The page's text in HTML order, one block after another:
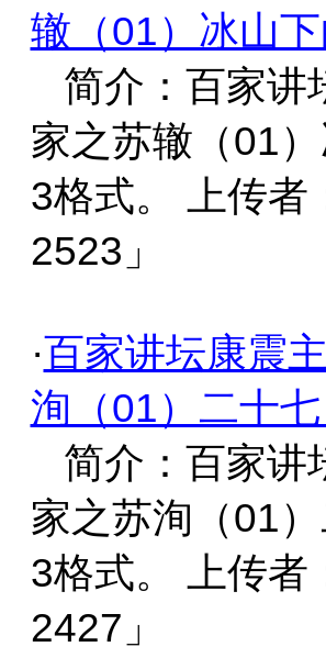
辙（01）冰山
简介：百家讲
家之苏辙（01
3格式。 上传者
2523」
·百家讲坛康震
洵（01）二十
简介：百家讲
家之苏洵（01
3格式。 上传者
2427」